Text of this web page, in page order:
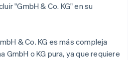
"GmbH & Co. KG" en su
& Co. KG es más compleja
GmbH o KG pura, ya que requiere